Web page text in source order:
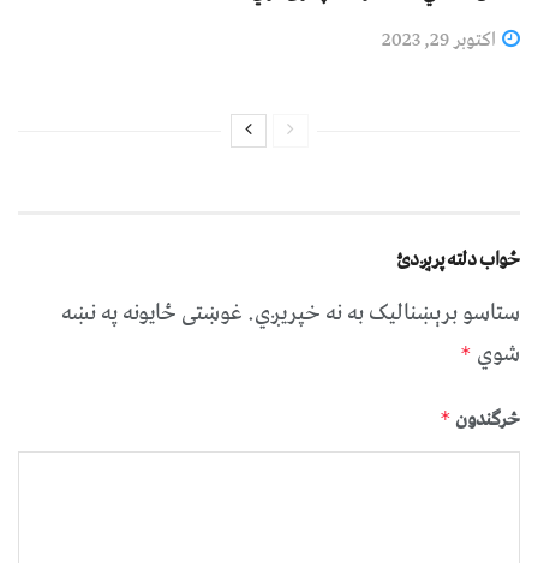
اکتوبر 29, 2023
ځواب دلته پرېږدئ
ستاسو برېښناليک به نه خپريږي.غوښتى ځایونه په نښه
شوي *
څرگندون *